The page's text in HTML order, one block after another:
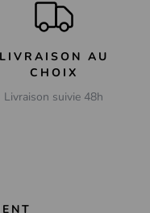
LIVRAISON AU
CHOIX
Livraison suivie 48h